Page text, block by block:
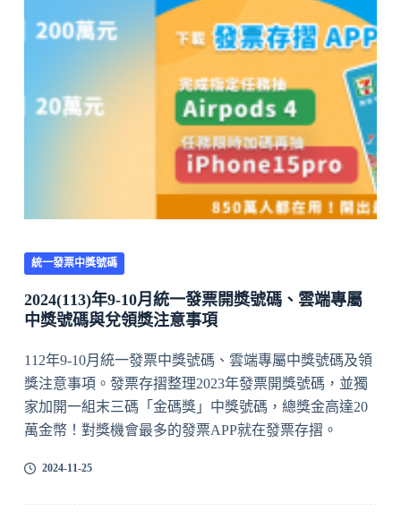
統一發票中獎號碼
2024(113)年9-10月統一發票開獎號碼、雲端專屬
中獎號碼與兌領獎注意事項
112年9-10月統一發票中獎號碼、雲端專屬中獎號碼及領
獎注意事項。發票存摺整理2023年發票開獎號碼，並獨
家加開一組末三碼「金碼獎」中獎號碼，總獎金高達20
萬金幣！對獎機會最多的發票APP就在發票存摺。
2024-11-25